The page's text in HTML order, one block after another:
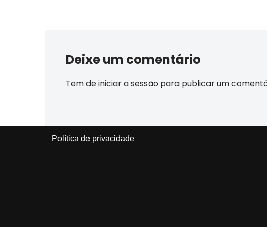
Deixe um comentário
Tem deiniciar a sessão para publicar um
Política de privacidade